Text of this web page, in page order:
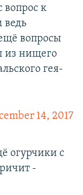
вопрос к
ведь
вопросы
из нищего
гея-
14, 2017
огурчики с
-